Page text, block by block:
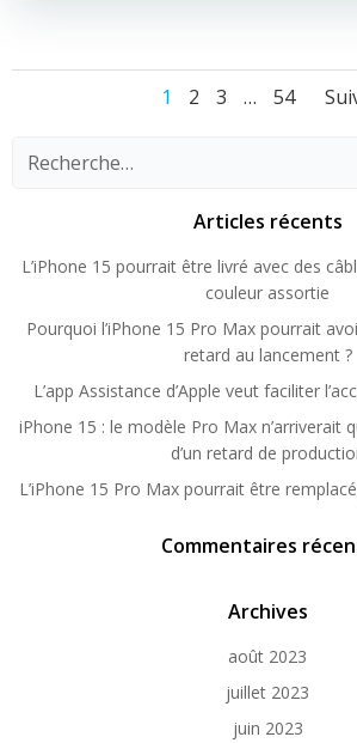
articles
articles
Page
1 Page
2 Page
3 … Page
54
Articles récents
L’iPhone 15 pourrait être livré avec des
couleur assortie
Pourquoi l’iPhone 15 Pro Max pourrait
retard au lancement ?
L’app Assistance d’Apple veut faciliter
iPhone 15 : le modèle Pro Max n’arriverait
d’un retard de
L’iPhone 15 Pro Max pourrait être
Commentaires
Archives
août 2023
juillet 2023
juin 2023